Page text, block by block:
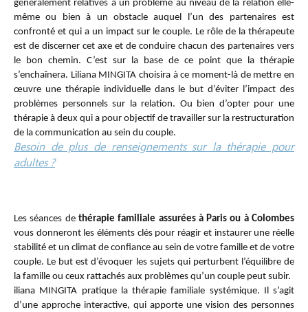
généralement relatives à un problème au niveau de la relation elle-
même ou bien à un obstacle auquel l’un des partenaires est
confronté et qui a un impact sur le couple. Le rôle de la thérapeute
est de discerner cet axe et de conduire chacun des partenaires vers
le bon chemin. C’est sur la base de ce point que la thérapie
s’enchaînera. Liliana MINGITA choisira à ce moment-là de mettre en
œuvre une thérapie individuelle dans le but d’éviter l’impact des
problèmes personnels sur la relation. Ou bien d’opter pour une
thérapie à deux qui a pour objectif de travailler sur la restructuration
de la communication au sein du couple.
Besoin de plus de renseignements sur la thérapie pour
adultes ?
Les séances dethérapie familiale assurées à Paris ou à Colombes
vous donneront les éléments clés pour réagir et instaurer une réelle
stabilité et un climat de confiance au sein de votre famille et de votre
couple. Le but est d’évoquer les sujets qui perturbent l’équilibre de
la famille ou ceux rattachés aux problèmes qu’un couple peut subir.
iliana MINGITA pratique la thérapie familiale systémique. Il s’agit
d’une approche interactive, qui apporte une vision des personnes